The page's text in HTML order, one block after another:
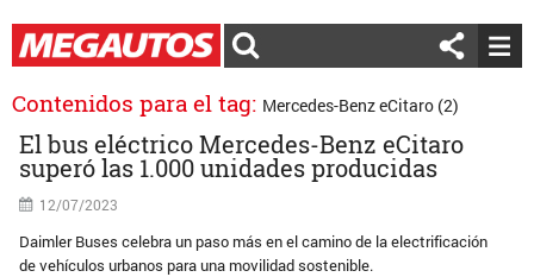
Contenidos para el tag: Mercedes-Benz eCitaro (2)
El bus eléctrico Mercedes-Benz eCitaro
superó las 1.000 unidades producidas
12/07/2023
Daimler Buses celebra un paso más en el camino de la electrificación
de vehículos urbanos para una movilidad sostenible.